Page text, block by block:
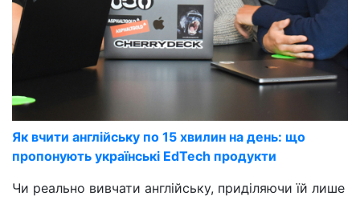
Як вчити англійську по 15 хвилин на день: що
пропонують українські EdTech продукти
Чи реально вивчати англійську, приділяючи їй лише